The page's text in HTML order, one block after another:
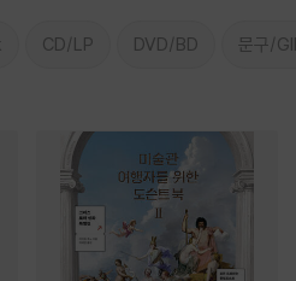
CD/LP DVD/BD 문구/